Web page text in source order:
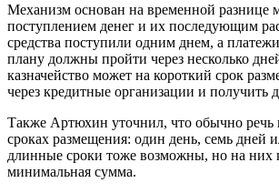
Механизм основан на временной разнице
поступлением денег и их последующим
средства поступили одним днем, а
плану должны пройти через несколько
казначейство может на короткий срок
через кредитные организации и получить
Также Артюхин уточнил, что обычно речь
сроках размещения: один день, семь дней
длинные сроки тоже возможны, но на них
минимальная сумма.